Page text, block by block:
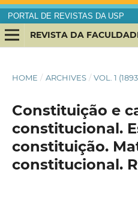
PORTAL DE REVISTAS DA USP
REVISTA DA
HOME / ARCHIVES / VOL. 1
Constituição e
constitucional.
constituição.
constitucional.